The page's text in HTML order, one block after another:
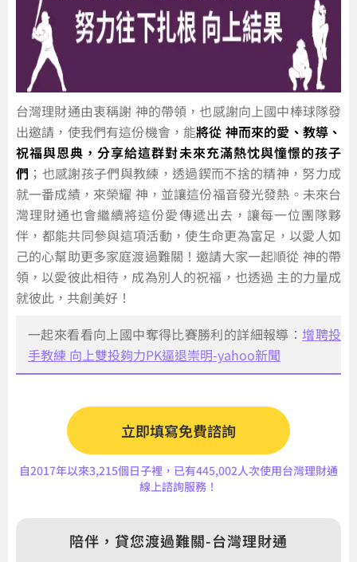
台灣理財通由衷稱謝 神的帶領，也感謝向上國中棒球隊發
出邀請，使我們有這份機會，能將從 神而來的愛、教導、
祝福與恩典，分享給這群對未來充滿熱忱與憧憬的孩子
們 ；也感謝孩子們與教練，透過鍥而不捨的精神，努力成
就一番成績，來榮耀 神，並讓這份福音發光發熱。未來台
灣理財通也會繼續將這份愛傳遞出去，讓每一位團隊夥
伴，都能共同參與這項活動，使生命更為富足，以愛人如
己的心幫助更多家庭渡過難關！邀請大家一起順從 神的帶
領，以愛彼此相待，成為別人的祝福，也透過 主的力量成
就彼此，共創美好！
一起來看看向上國中奪得比賽勝利的詳細報導： 增聘投
手教練 向上雙投夠力PK逼退崇明-yahoo新聞
立即填寫免費諮詢
自2017年以來3,215個日子裡，已有445,002人次使用台灣理財通
線上諮詢服務！
陪伴，貸您渡過難關-台灣理財通